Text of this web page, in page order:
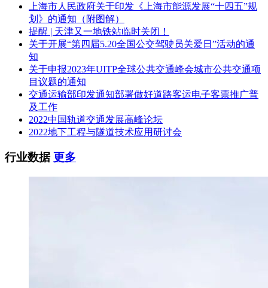
上海市人民政府关于印发《上海市能源发展“十四五”规
划》的通知（附图解）
提醒 | 天津又一地铁站临时关闭！
关于开展“第四届5.20全国公交驾驶员关爱日”活动的通
知
关于申报2023年UITP全球公共交通峰会城市公共交通项
目议题的通知
交通运输部印发通知部署做好道路客运电子客票推广普
及工作
2022中国轨道交通发展高峰论坛
2022地下工程与隧道技术应用研讨会
行业数据更多